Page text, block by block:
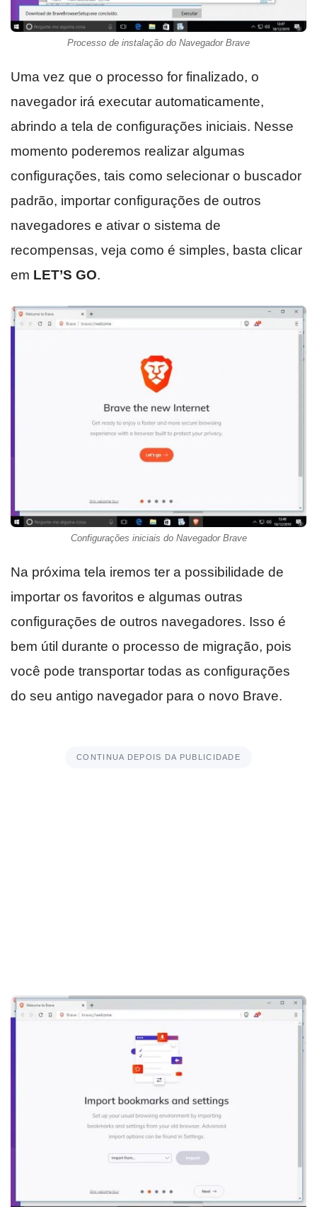
Processo de instalação do Navegador Brave
Uma vez que o processo for finalizado, o
navegador irá executar automaticamente,
abrindo a tela de configurações iniciais. Nesse
momento poderemos realizar algumas
configurações, tais como selecionar o buscador
padrão, importar configurações de outros
navegadores e ativar o sistema de
recompensas, veja como é simples, basta clicar
em LET’S GO.
Configurações iniciais do Navegador Brave
Na próxima tela iremos ter a possibilidade de
importar os favoritos e algumas outras
configurações de outros navegadores. Isso é
bem útil durante o processo de migração, pois
você pode transportar todas as configurações
do seu antigo navegador para o novo Brave.
CONTINUA DEPOIS DA PUBLICIDADE